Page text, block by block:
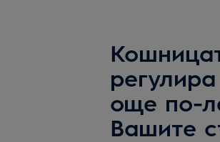
още по-
Вашите